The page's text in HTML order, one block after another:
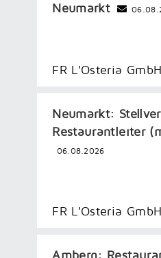
Neumarkt
FR L'Osteria GmbH
Neumarkt:
Restaurantleiter
06.08.2026
FR L'Osteria GmbH
Amberg: